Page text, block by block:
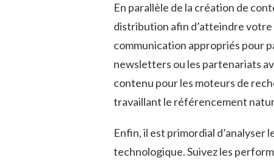
En parallèle ⁣de⁢ la création de
distribution afin d’atteindre votre​
communication appropriés pour
newsletters ou les partenariats
contenu pour les moteurs‌ de
travaillant le référencement
Enfin,⁤ il est ‌primordial
technologique. Suivez les